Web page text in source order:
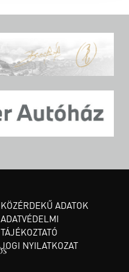
KÖZÉRDEKŰ ADATOK
ADATVÉDELMI
TÁJÉKOZTATÓ
JOGI NYILATKOZAT